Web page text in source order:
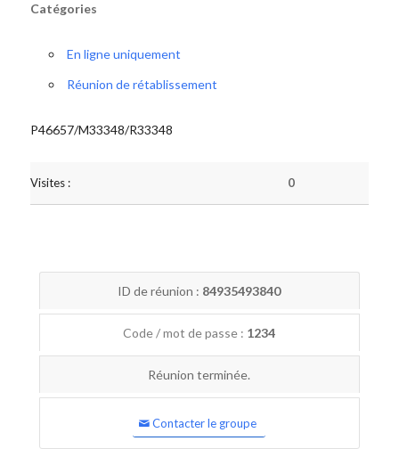
Catégories
En ligne uniquement
Réunion de rétablissement
P46657/M33348/R33348
Visites : 0
ID de réunion : 84935493840
Code / mot de passe : 1234
Réunion terminée.
Contacter le groupe